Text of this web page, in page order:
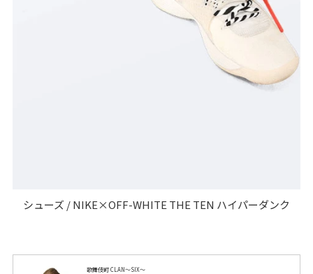
シューズ / NIKE×OFF-WHITE THE TEN ハイパーダンク
歌舞伎町 CLAN～SIX～